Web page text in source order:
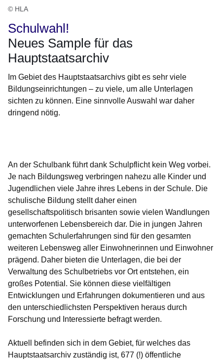
© HLA
Schulwahl!
Neues Sample für das
Hauptstaatsarchiv
Im Gebiet des Hauptstaatsarchivs gibt es sehr viele
Bildungseinrichtungen – zu viele, um alle Unterlagen
sichten zu können. Eine sinnvolle Auswahl war daher
dringend nötig.
An der Schulbank führt dank Schulpflicht kein Weg vorbei.
Je nach Bildungsweg verbringen nahezu alle Kinder und
Jugendlichen viele Jahre ihres Lebens in der Schule. Die
schulische Bildung stellt daher einen
gesellschaftspolitisch brisanten sowie vielen Wandlungen
unterworfenen Lebensbereich dar. Die in jungen Jahren
gemachten Schulerfahrungen sind für den gesamten
weiteren Lebensweg aller Einwohnerinnen und Einwohner
prägend. Daher bieten die Unterlagen, die bei der
Verwaltung des Schulbetriebs vor Ort entstehen, ein
großes Potential. Sie können diese vielfältigen
Entwicklungen und Erfahrungen dokumentieren und aus
den unterschiedlichsten Perspektiven heraus durch
Forschung und Interessierte befragt werden.
Aktuell befinden sich in dem Gebiet, für welches das
Hauptstaatsarchiv zuständig ist, 677 (!) öffentliche